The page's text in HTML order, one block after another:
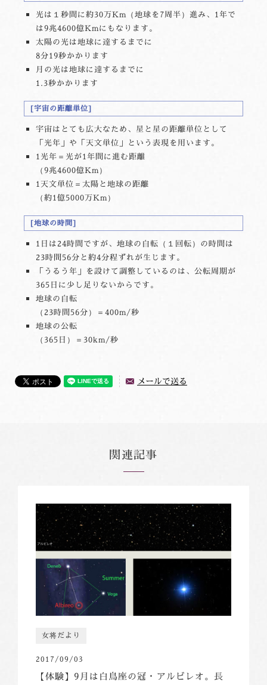
光は１秒間に約30万Km（地球を7周半）進み、1年で
は9兆4600億Kmにもなります。
太陽の光は地球に達するまでに
8分19秒かかります
月の光は地球に達するまでに
1.3秒かかります
宇宙の距離単位
宇宙はとても広大なため、星と星の距離単位として
「光年」や「天文単位」という表現を用います。
1光年＝光が1年間に進む距離
（9兆4600億Km）
1天文単位＝太陽と地球の距離
（約1億5000万Km）
地球の時間
1日は24時間ですが、地球の自転（１回転）の時間は
23時間56分と約4分程ずれが生じます。
「うるう年」を設けて調整しているのは、公転周期が
365日に少し足りないからです。
地球の自転
（23時間56分）＝400m/秒
地球の公転
（365日）＝30km/秒
メールで送る
関連記事
女将だより
2017/09/03
【体験】9月は白鳥座の冠・アルビレオ。長